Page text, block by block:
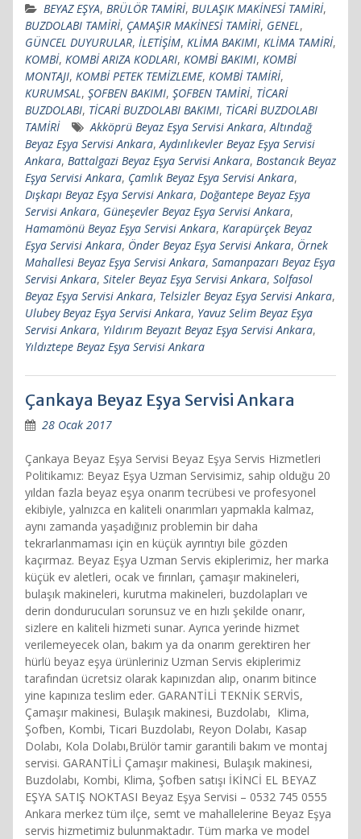
BEYAZ EŞYA, BRÜLÖR TAMİRİ, BULAŞIK MAKİNESİ TAMİRİ,
BUZDOLABI TAMİRİ, ÇAMAŞIR MAKİNESİ TAMİRİ, GENEL,
GÜNCEL DUYURULAR, İLETİŞİM, KLİMA BAKIMI, KLİMA TAMİRİ,
KOMBİ, KOMBİ ARIZA KODLARI, KOMBİ BAKIMI, KOMBİ
MONTAJI, KOMBİ PETEK TEMİZLEME, KOMBİ TAMİRİ,
KURUMSAL, ŞOFBEN BAKIMI, ŞOFBEN TAMİRİ, TİCARİ
BUZDOLABI, TİCARİ BUZDOLABI BAKIMI, TİCARİ BUZDOLABI
TAMİRİ
Akköprü Beyaz Eşya Servisi Ankara,Altındağ
Beyaz Eşya Servisi Ankara,Aydınlıkevler Beyaz Eşya Servisi
Ankara, Battalgazi Beyaz Eşya Servisi Ankara, Bostancık Beyaz
Eşya Servisi Ankara, Çamlık Beyaz Eşya Servisi Ankara,
Dışkapı Beyaz Eşya Servisi Ankara, Doğantepe Beyaz Eşya
Servisi Ankara, Güneşevler Beyaz Eşya Servisi Ankara,
Hamamönü Beyaz Eşya Servisi Ankara, Karapürçek Beyaz
Eşya Servisi Ankara, Önder Beyaz Eşya Servisi Ankara, Örnek
Mahallesi Beyaz Eşya Servisi Ankara, Samanpazarı Beyaz Eşya
Servisi Ankara, Siteler Beyaz Eşya Servisi Ankara, Solfasol
Beyaz Eşya Servisi Ankara, Telsizler Beyaz Eşya Servisi Ankara,
Ulubey Beyaz Eşya Servisi Ankara, Yavuz Selim Beyaz Eşya
Servisi Ankara, Yıldırım Beyazıt Beyaz Eşya Servisi Ankara,
Yıldıztepe Beyaz Eşya Servisi Ankara
Çankaya Beyaz Eşya Servisi Ankara
28 Ocak 2017
Çankaya Beyaz Eşya Servisi Beyaz Eşya Servis Hizmetleri
Politikamız: Beyaz Eşya Uzman Servisimiz, sahip olduğu 20
yıldan fazla beyaz eşya onarım tecrübesi ve profesyonel
ekibiyle, yalnızca en kaliteli onarımları yapmakla kalmaz,
aynı zamanda yaşadığınız problemin bir daha
tekrarlanmaması için en küçük ayrıntıyı bile gözden
kaçırmaz. Beyaz Eşya Uzman Servis ekiplerimiz, her marka
küçük ev aletleri, ocak ve fırınları, çamaşır makineleri,
bulaşık makineleri, kurutma makineleri, buzdolapları ve
derin dondurucuları sorunsuz ve en hızlı şekilde onarır,
sizlere en kaliteli hizmeti sunar. Ayrıca yerinde hizmet
verilemeyecek olan, bakım ya da onarım gerektiren her
hürlü beyaz eşya ürünleriniz Uzman Servis ekiplerimiz
tarafından ücretsiz olarak kapınızdan alıp, onarım bitince
yine kapınıza teslim eder. GARANTİLİ TEKNİK SERVİS,
Çamaşır makinesi, Bulaşık makinesi, Buzdolabı, Klima,
Şofben, Kombi, Ticari Buzdolabı, Reyon Dolabı, Kasap
Dolabı, Kola Dolabı,Brülör tamir garantili bakım ve montaj
servisi. GARANTİLİ Çamaşır makinesi, Bulaşık makinesi,
Buzdolabı, Kombi, Klima, Şofben satışı İKİNCİ EL BEYAZ
EŞYA SATIŞ NOKTASI Beyaz Eşya Servisi – 0532 745 0555
Ankara merkez tüm ilçe, semt ve mahallelerine Beyaz Eşya
servis hizmetimiz bulunmaktadır. Tüm marka ve model